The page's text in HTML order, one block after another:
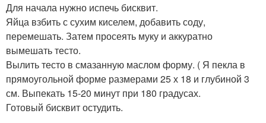
Для начала нужно испечь бисквит.
Яйца взбить с сухим киселем, добавить соду,
перемешать. Затем просеять муку и аккуратно
вымешать тесто.
Вылить тесто в смазанную маслом форму. ( Я пекла в
прямоугольной форме размерами 25 х 18 и глубиной 3
см. Выпекать 15-20 минут при 180 градусах.
Готовый бисквит остудить.